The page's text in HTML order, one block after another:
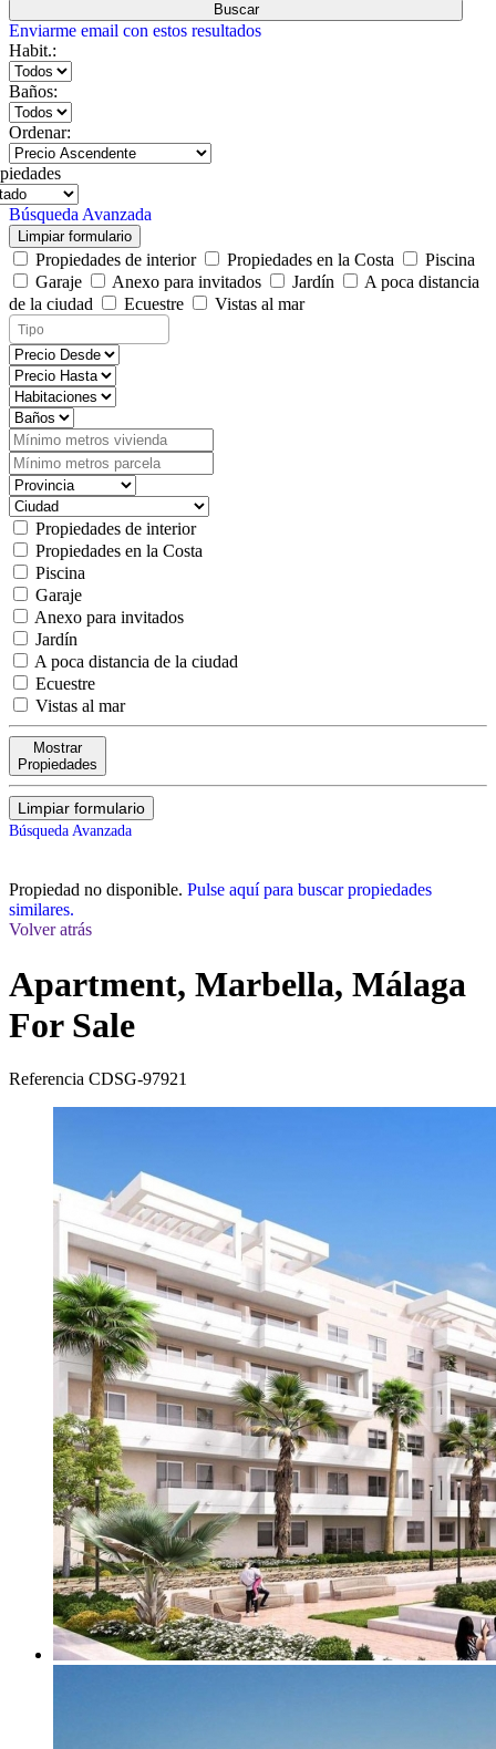
Buscar
Enviarme email con estos resultados
Habit.:
Baños:
Ordenar:
Búsqueda Avanzada
Limpiar formulario
Propiedades de interior Propiedades en la Costa
Piscina
Garaje
Anexo para invitados Jardín
A poca distancia
de la ciudad
Ecuestre Vistas al mar
Propiedades de interior
Propiedades en la Costa
Piscina
Garaje
Anexo para invitados
Jardín
A poca distancia de la ciudad
Ecuestre
Vistas al mar
Mostrar
Propiedades
Limpiar formulario
Búsqueda Avanzada
Propiedad no disponible. Pulse aquí para buscar propiedades
similares.
Volver atrás
Apartment, Marbella, Málaga
For Sale
Referencia CDSG-97921